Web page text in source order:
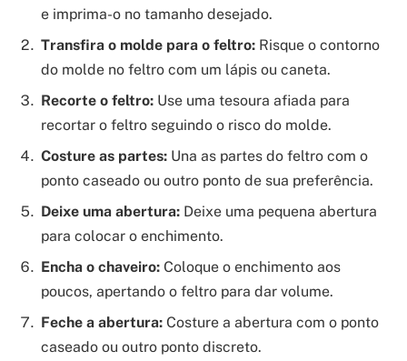
e imprima-o no tamanho desejado.
Transfira o molde para o feltro: Risque o contorno
do molde no feltro com um lápis ou caneta.
Recorte o feltro: Use uma tesoura afiada para
recortar o feltro seguindo o risco do molde.
Costure as partes: Una as partes do feltro com o
ponto caseado ou outro ponto de sua preferência.
Deixe uma abertura: Deixe uma pequena abertura
para colocar o enchimento.
Encha o chaveiro: Coloque o enchimento aos
poucos, apertando o feltro para dar volume.
Feche a abertura: Costure a abertura com o ponto
caseado ou outro ponto discreto.